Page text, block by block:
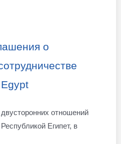
о
отношений
Египет, в